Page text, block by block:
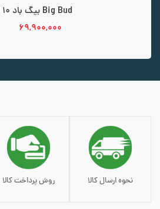
Big Bud بیگ باد 10 لیتر
۶۹,۹۰۰,۰۰۰
افزودن به سبد خرید
نحوه ارسال کالا روش پرداخت کالا